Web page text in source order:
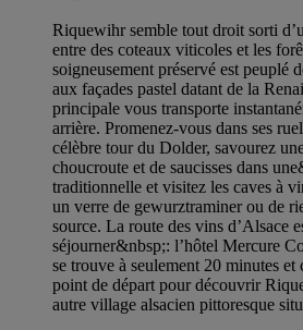
Riquewihr semble tout droit sorti
entre des coteaux viticoles et les
soigneusement préservé est peuplé
aux façades pastel datant de la
principale vous transporte
arrière. Promenez-vous dans ses
célèbre tour du Dolder, savourez
choucroute et de saucisses dans
traditionnelle et visitez les caves à
un verre de gewurztraminer ou de
source. La route des vins d’Alsace
séjourner&nbsp;: l’hôtel Mercure
se trouve à seulement 20 minutes
point de départ pour découvrir
autre village alsacien pittoresque